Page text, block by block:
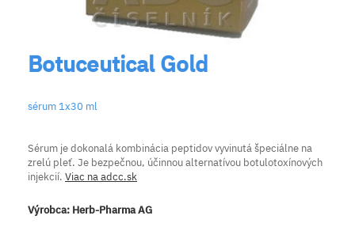
Botuceutical Gold
sérum 1x30 ml
Sérum je dokonalá kombinácia peptidov vyvinutá špeciálne na
zrelú pleť. Je bezpečnou, účinnou alternatívou botulotoxínových
injekcií. Viac na adcc.sk
Výrobca: Herb-Pharma AG